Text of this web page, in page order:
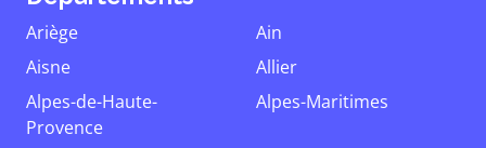
Ariège
Ain
Aisne
Allier
Alpes-de-Haute-
Provence
Alpes-Maritimes